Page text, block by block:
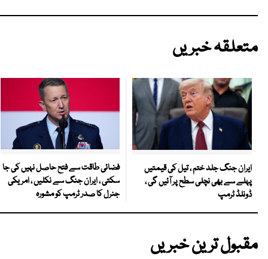
متعلقہ خبریں
ایران جنگ جلد ختم ، تیل کی قیمتیں
پہلے سے بھی نچلی سطح پر آئیں گی ،
ڈونلڈ ٹرمپ
فضائی طاقت سے فتح حاصل نہیں کی جا
سکتی ، ایران جنگ سے نکلیں ، امریکی
جنرل کا صدر ٹرمپ کو مشورہ
مقبول ترین خبریں